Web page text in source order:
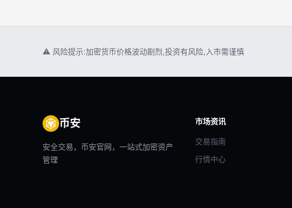
⚠ 风险提示:加密货币价格波动剧烈,投资有风险,入市需谨慎
币安
安全交易，币安官网，一站式加密资产
管理
市场资讯
交易指南
行情中心